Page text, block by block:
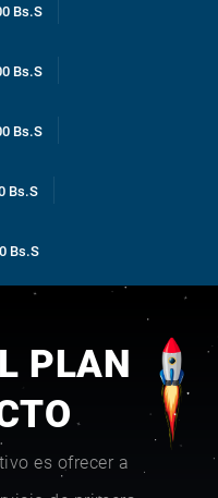
Bs.S
Bs.S
Bs.S
Bs.S
Bs.S
PLAN
es ofrecer a